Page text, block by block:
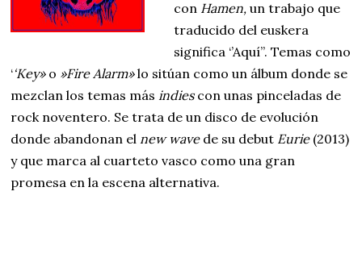
con Hamen, un trabajo que
traducido del euskera
significa ‘’Aquí’’. Temas como
‘‘Key»o »Fire Alarm»lo sitúan como un álbum donde se
mezclan los temas más indiescon unas pinceladas de
rock noventero. Se trata de un disco de evolución
donde abandonan elnew wavede su debut Eurie(2013)
y que marca al cuarteto vasco como una gran
promesa en la escena alternativa.